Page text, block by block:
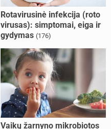
Rotavirusinė infekcija (roto
virusas): simptomai, eiga ir
gydymas (176)
Vaikų žarnyno mikrobiotos